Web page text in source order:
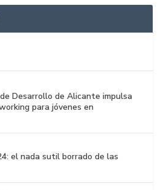
Desarrollo de Alicante impulsa
para jóvenes en
el nada sutil borrado de las